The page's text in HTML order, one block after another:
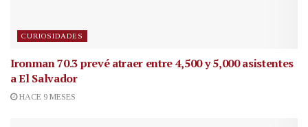
CURIOSIDADES
Ironman 70.3 prevé atraer entre 4,500 y 5,000 asistentes
a El Salvador
HACE 9 MESES